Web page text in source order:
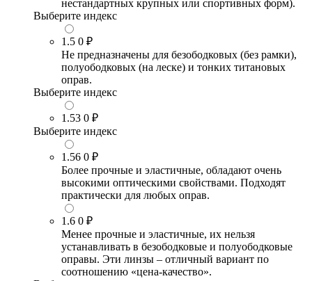
нестандартных крупных или спортивных форм).
Выберите индекс
1.5 0 ₽
Не предназначены для безободковых (без рамки),
полуободковых (на леске) и тонких титановых
оправ.
Выберите индекс
1.53 0 ₽
Выберите индекс
1.56 0 ₽
Более прочные и эластичные, обладают очень
высокими оптическими свойствами. Подходят
практически для любых оправ.
1.6 0 ₽
Менее прочные и эластичные, их нельзя
устанавливать в безободковые и полуободковые
оправы. Эти линзы – отличный вариант по
соотношению «цена-качество».